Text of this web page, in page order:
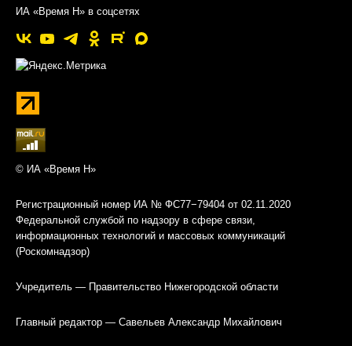
ИА «Время Н» в соцсетях
© ИА «Время Н»
Регистрационный номер ИА № ФС77−79404 от 02.11.2020
Федеральной службой по надзору в сфере связи,
информационных технологий и массовых коммуникаций
(Роскомнадзор)
Учредитель — Правительство Нижегородской области
Главный редактор — Савельев Александр Михайлович